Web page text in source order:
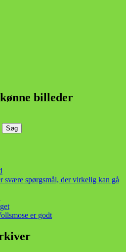
billeder
svære spørgsmål, der virkelig kan gå
er godt